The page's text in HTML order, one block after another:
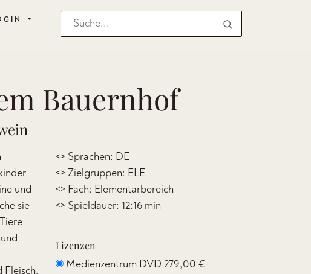
Bauernhof
und
sie
Fleisch.
<> Sprachen: DE
<> Zielgruppen: ELE
<> Fach: Elementarbereich
<> Spieldauer: 12:16 min
Lizenzen
Medienzentrum DVD 279,00 €